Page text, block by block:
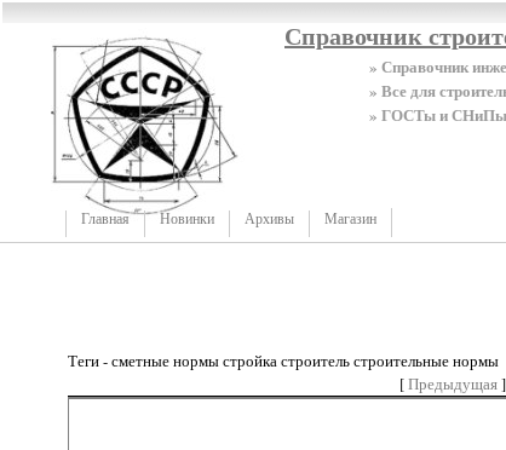
Справочник
» Справочник
» Все для
» ГОСТы и СНиПы
Главная Новинки Архивы Магазин
Теги - сметные нормы стройка строитель строительные нормы
[Предыдущая